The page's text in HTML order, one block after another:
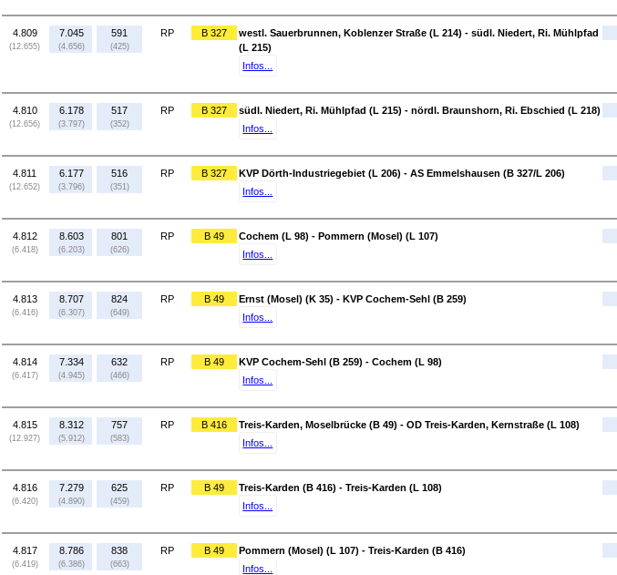
4.809
(12.655)
7.045
(4.656)
591
(425)
RP B 327
westl. Sauerbrunnen, Koblenzer Straße (L 214) - südl. Niedert, Ri. Mühlpfad
(L 215)
Infos...
4.810
(12.656)
6.178
(3.797)
517
(352)
RP B 327
südl. Niedert, Ri. Mühlpfad (L 215) - nördl. Braunshorn, Ri. Ebschied (L 218)
Infos...
4.811
(12.652)
6.177
(3.796)
516
(351)
RP B 327
KVP Dörth-Industriegebiet (L 206) - AS Emmelshausen (B 327/L 206)
Infos...
4.812
(6.418)
8.603
(6.203)
801
(626)
RP B 49
Cochem (L 98) - Pommern (Mosel) (L 107)
Infos...
4.813
(6.416)
8.707
(6.307)
824
(649)
RP B 49
Ernst (Mosel) (K 35) - KVP Cochem-Sehl (B 259)
Infos...
4.814
(6.417)
7.334
(4.945)
632
(466)
RP B 49
KVP Cochem-Sehl (B 259) - Cochem (L 98)
Infos...
4.815
(12.927)
8.312
(5.912)
757
(583)
RP B 416
Treis-Karden, Moselbrücke (B 49) - OD Treis-Karden, Kernstraße (L 108)
Infos...
4.816
(6.420)
7.279
(4.890)
625
(459)
RP B 49
Treis-Karden (B 416) - Treis-Karden (L 108)
Infos...
4.817
(6.419)
8.786
(6.386)
838
(663)
RP B 49
Pommern (Mosel) (L 107) - Treis-Karden (B 416)
Infos...